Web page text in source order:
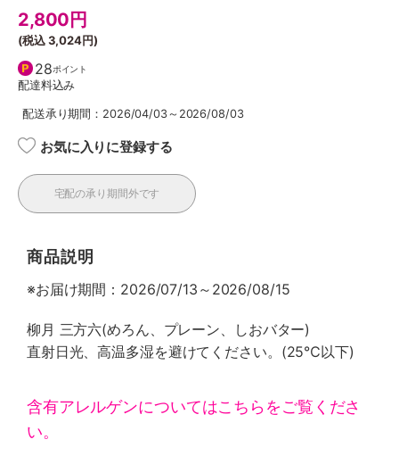
2,800 円
(税込3,024円)
28ポイント
配達料込み
配送承り期間：2026/04/03～2026/08/03
お気に入りに登録する
宅配の承り期間外です
商品説明
※お届け期間：2026/07/13～2026/08/15
柳月 三方六(めろん、プレーン、しおバター)
直射日光、高温多湿を避けてください。(25℃以下)
含有アレルゲンについてはこちらをご覧くださ
い。